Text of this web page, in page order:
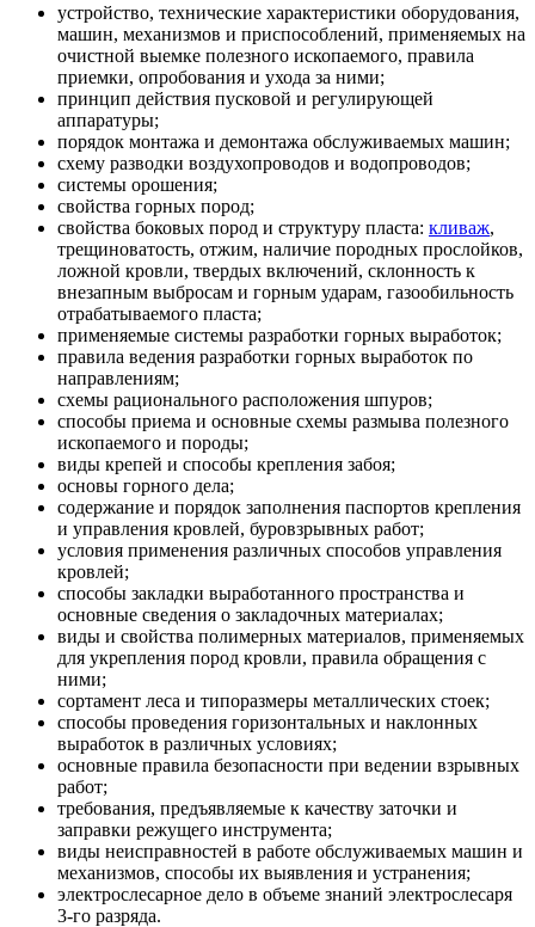
устройство, технические характеристики оборудования,
машин, механизмов и приспособлений, применяемых на
очистной выемке полезного ископаемого, правила
приемки, опробования и ухода за ними;
принцип действия пусковой и регулирующей
аппаратуры;
порядок монтажа и демонтажа обслуживаемых машин;
схему разводки воздухопроводов и водопроводов;
системы орошения;
свойства горных пород;
свойства боковых пород и структуру пласта: кливаж,
трещиноватость, отжим, наличие породных прослойков,
ложной кровли, твердых включений, склонность к
внезапным выбросам и горным ударам, газообильность
отрабатываемого пласта;
применяемые системы разработки горных выработок;
правила ведения разработки горных выработок по
направлениям;
схемы рационального расположения шпуров;
способы приема и основные схемы размыва полезного
ископаемого и породы;
виды крепей и способы крепления забоя;
основы горного дела;
содержание и порядок заполнения паспортов крепления
и управления кровлей, буровзрывных работ;
условия применения различных способов управления
кровлей;
способы закладки выработанного пространства и
основные сведения о закладочных материалах;
виды и свойства полимерных материалов, применяемых
для укрепления пород кровли, правила обращения с
ними;
сортамент леса и типоразмеры металлических стоек;
способы проведения горизонтальных и наклонных
выработок в различных условиях;
основные правила безопасности при ведении взрывных
работ;
требования, предъявляемые к качеству заточки и
заправки режущего инструмента;
виды неисправностей в работе обслуживаемых машин и
механизмов, способы их выявления и устранения;
электрослесарное дело в объеме знаний электрослесаря
3-го разряда.